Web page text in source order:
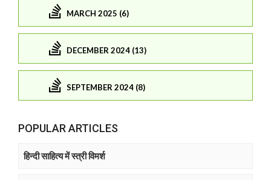
MARCH 2025 (6)
DECEMBER 2024 (13)
SEPTEMBER 2024 (8)
POPULAR ARTICLES
हिन्दी साहित्य में स्त्री विमर्श